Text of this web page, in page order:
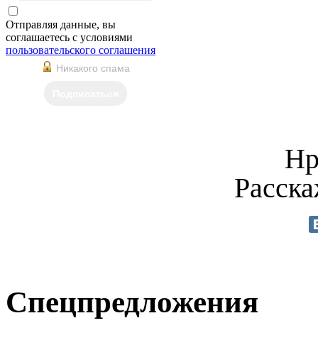
Отправляя данные, вы
соглашаетесь с условиями
пользовательского соглашения
Никакого спама
Спецпредложения